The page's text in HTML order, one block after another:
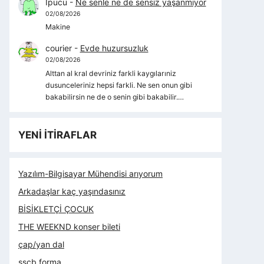
İpucu - Ne senle ne de sensiz yaşanmıyor
02/08/2026
Makine
courier- Evde huzursuzluk
02/08/2026
Alttan al kral devriniz farkli kaygılarıniz
dusunceleriniz hepsi farkli. Ne sen onun gibi
bakabilirsin ne de o senin gibi bakabilir.…
YENİ İTİRAFLAR
Yazılım-Bilgisayar Mühendisi arıyorum
Arkadaşlar kaç yaşındasınız
BİSİKLETÇİ ÇOCUK
THE WEEKND konser bileti
çap/yan dal
sscb forma